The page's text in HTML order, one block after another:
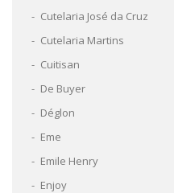
Cutelaria José da Cruz
Cutelaria Martins
Cuitisan
De Buyer
Déglon
Eme
Emile Henry
Enjoy